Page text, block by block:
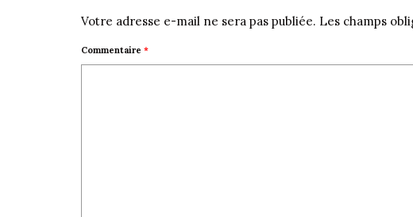
Votre adresse e-mail ne sera pas publiée. Les champs
Commentaire *